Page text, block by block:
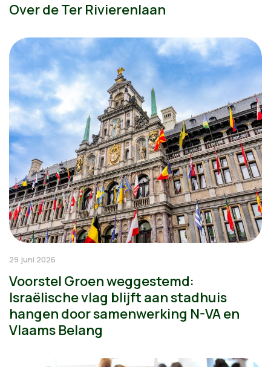
Over de Ter Rivierenlaan
29 juni 2026
Voorstel Groen weggestemd:
Israëlische vlag blijft aan stadhuis
hangen door samenwerking N-VA en
Vlaams Belang